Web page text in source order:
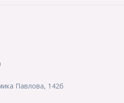
Павлова, 142б